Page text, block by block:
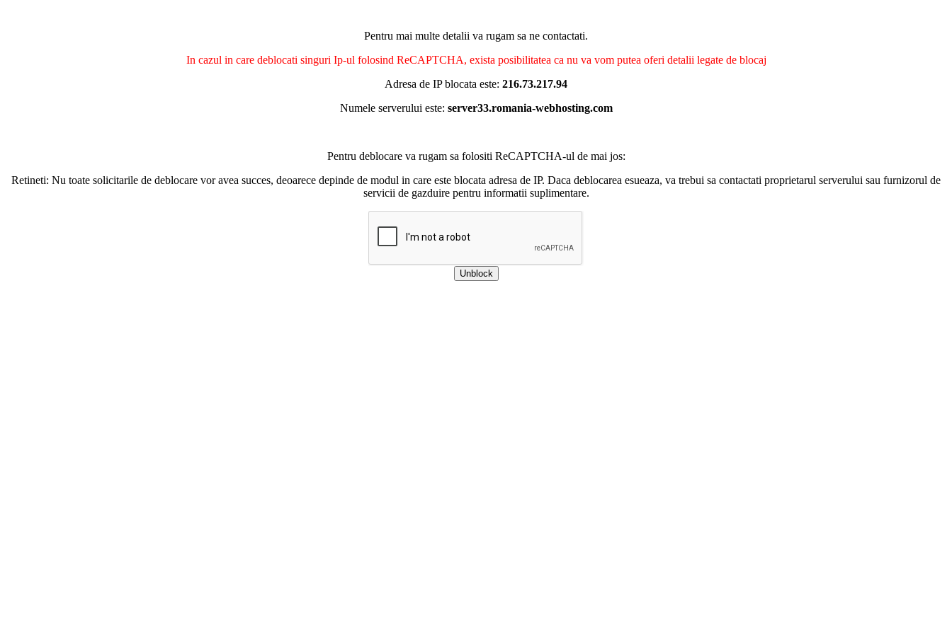
Pentru mai multe detalii va rugam sa ne contactati.
In cazul in care deblocati singuri Ip-ul folosind ReCAPTCHA, exista posibilitatea ca nu va vom putea oferi detalii legate de blocaj
Adresa de IP blocata este: 216.73.217.94
Numele serverului este: server33.romania-webhosting.com
Pentru deblocare va rugam sa folositi ReCAPTCHA-ul de mai jos:
Retineti: Nu toate solicitarile de deblocare vor avea succes, deoarece depinde de modul in care este blocata adresa de IP. Daca deblocarea esueaza, va trebui sa contactati proprietarul serverului sau furnizorul de
servicii de gazduire pentru informatii suplimentare.